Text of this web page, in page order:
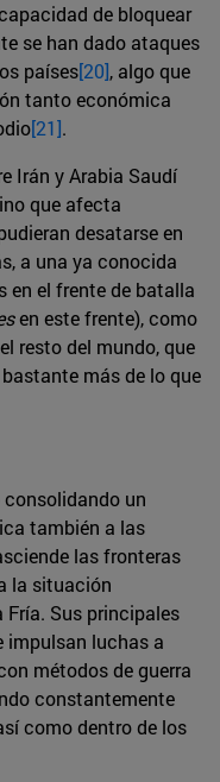
de bloquear
se han dado ataques
países[20], algo que
tanto económica
[21].
Irán y Arabia Saudí
que afecta
desatarse en
a una ya conocida
en el frente de batalla
en este frente), como
resto del mundo, que
más de lo que
consolidando un
también a las
las fronteras
la situación
Fría. Sus principales
impulsan luchas a
métodos de guerra
constantemente
como dentro de los